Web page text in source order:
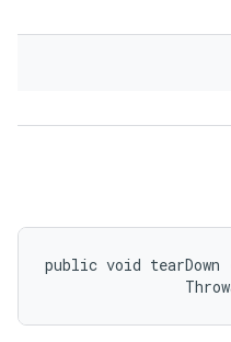
public void tearDown